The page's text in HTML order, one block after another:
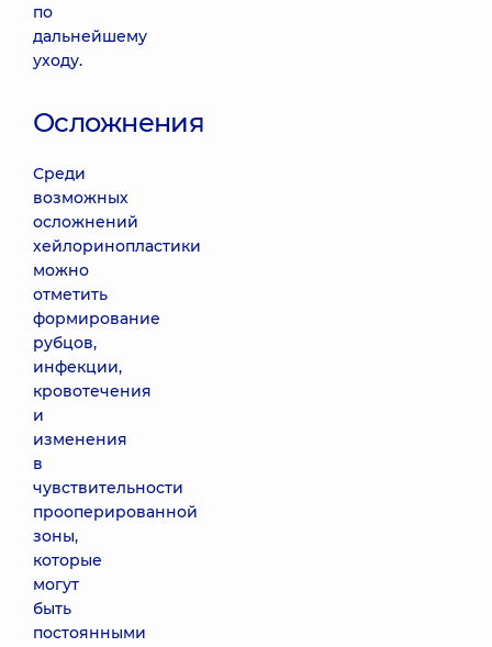
по
дальнейшему
уходу.
Осложнения
Среди
возможных
осложнений
хейлоринопластики
можно
отметить
формирование
рубцов,
инфекции,
кровотечения
и
изменения
в
чувствительности
прооперированной
зоны,
которые
могут
быть
постоянными